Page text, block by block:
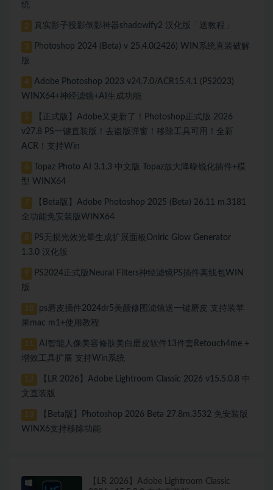
统
2 真实影子投影倒影神器shadowify2 汉化版「送教程」
3
Photoshop 2024 (Beta) v 25.4.0(2426) WIN系统直装破解
版
4
Adobe Photoshop 2023 v24.7.0/ACR15.4.1 (PS2023)
WINX64+神经滤镜+AI生成功能
5
【正式版】Adobe又更新了！Photoshop正式版 2026
v27.8 PS一键直装版！去盗版弹窗！移除工具可用！全新
ACR！支持Win
6
Topaz Photo AI 3.1.3 中文版 Topaz放大降噪锐化插件+模
型 WINX64
7
【Beta版】Adobe Photoshop 2025 (Beta) 26.11 m.3181
全功能免安装版WINX64
8
PS无损光效光晕生成扩展面板Oniric Glow Generator
1.3.0 汉化版
9
PS2024正式版Neural Filters神经滤镜PS插件离线包WIN
版
10
ps磨皮插件2024dr5美颜修图滤镜送一键磨皮 支持装苹
果mac m1+使用教程
11
AI智能人像美容修肤美白磨皮软件13件套Retouch4me +
增效工具扩展 支持Win系统
12
【LR 2026】Adobe Lightroom Classic 2026 v15.5.0.8 中
文直装版
13
【Beta版】Photoshop 2026 Beta 27.8m.3532 免安装版
WINX6支持移除功能
【LR 2026】Adobe Lightroom Classic